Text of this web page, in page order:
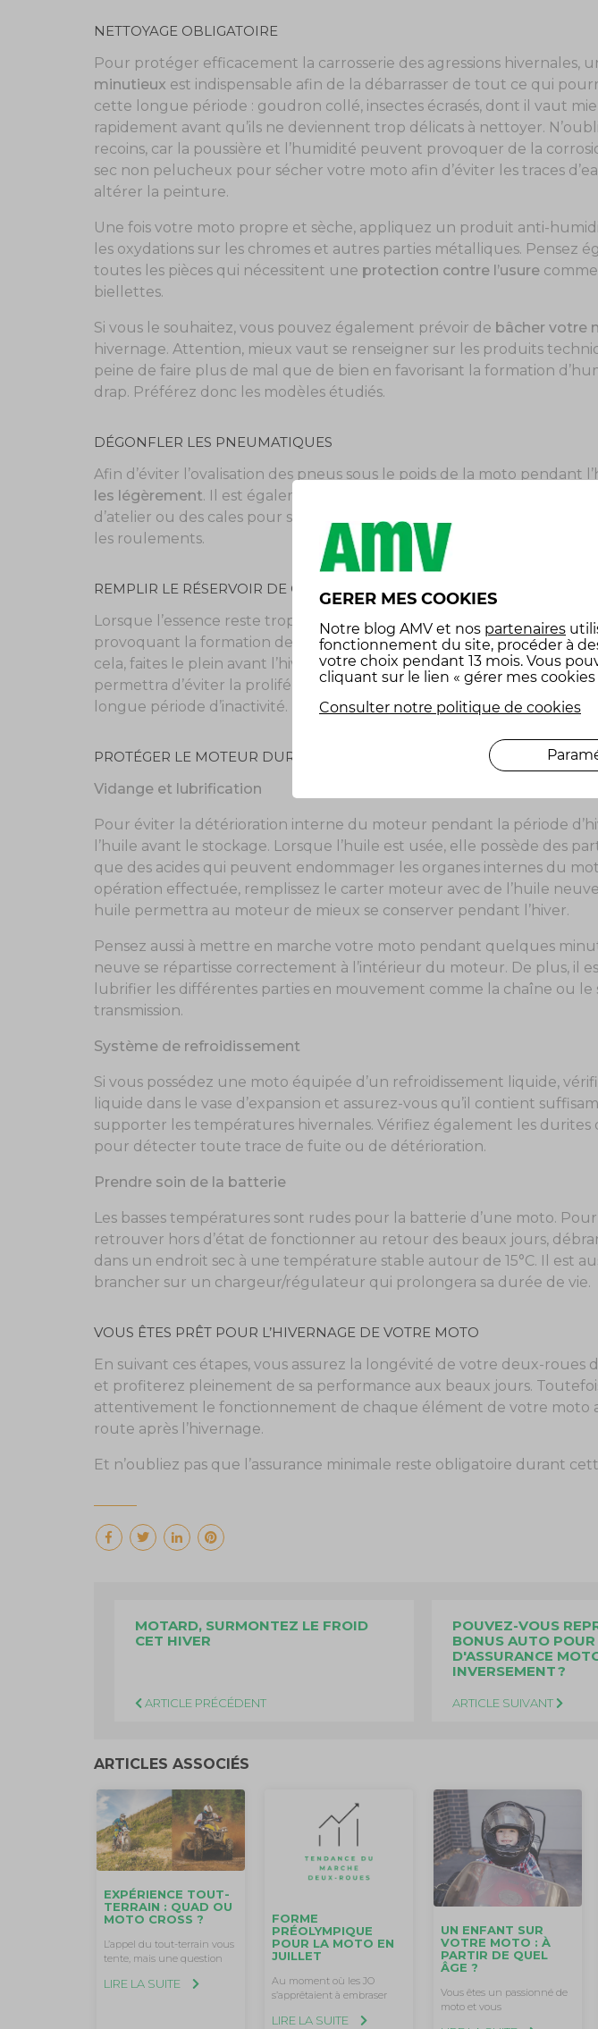
NETTOYAGE OBLIGATOIRE
Pour protéger efficacement la carrosserie des agressions hivernales,
minutieux est indispensable afin de la débarrasser de tout ce qui
cette longue période : goudron collé, insectes écrasés, dont il vaut
rapidement avant qu’ils ne deviennent trop délicats à nettoyer.
recoins, car la poussière et l’humidité peuvent provoquer de la
sec non pelucheux pour sécher votre moto afin d’éviter les traces
altérer la peinture.
Une fois votre moto propre et sèche, appliquez un produit anti-
les oxydations sur les chromes et autres parties métalliques. Pensez
toutes les pièces qui nécessitent une protection contre l’usurecomme
biellettes.
Si vous le souhaitez, vous pouvez également prévoir de bâcher votre
hivernage. Attention, mieux vaut se renseigner sur les produits
peine de faire plus de mal que de bien en favorisant la formation
drap. Préférez donc les modèles étudiés.
DÉGONFLER LES PNEUMATIQUES
Afin d’éviter l’ovalisation des pneus sous le poids de la moto pendant
les légèrement. Il est également recommandé de poser le véhicule
d’atelier ou des cales pour soulager la pression exercée par la moto
les roulements.
REMPLIR LE RÉSERVOIR DE CARBURANT
Lorsque l’essence reste trop longtemps dans le réservoir,
elle peut se
provoquant la formation de dépôts et d’humidité qui favorisent la
cela, faites le plein avant l’hivernage et ajoutez un stabilisateur
permettra d’éviter la prolifération d’eau et la détérioration du
longue période d’inactivité.
PROTÉGER LE MOTEUR DURANT L’HIVERNAGE
Vidange et lubrification
Pour éviter la détérioration interne du moteur pendant la période
l’huile avant le stockage. Lorsque l’huile est usée, elle possède des
que des acides qui peuvent endommager les organes internes du
opération effectuée, remplissez le carter moteur avec de l’huile
huile permettra au moteur de mieux se conserver pendant l’hiver.
Pensez aussi à mettre en marche votre moto pendant quelques
neuve se répartisse correctement à l’intérieur du moteur. De plus, il
lubrifier les différentes parties en mouvement comme la chaîne ou le
transmission.
Système de refroidissement
Si vous possédez une moto équipée d’un refroidissement liquide,
liquide dans le vase d’expansion et assurez-vous qu’il contient
supporter les températures hivernales. Vérifiez également les durites
pour détecter toute trace de fuite ou de détérioration.
Prendre soin de la batterie
Les basses températures sont rudes pour la batterie d’une moto.
retrouver hors d’état de fonctionner au retour des beaux jours,
dans un endroit sec à une température stable autour de 15°C. Il est
brancher sur un chargeur/régulateur qui prolongera sa durée de vie.
VOUS ÊTES PRÊT POUR L’HIVERNAGE DE VOTRE MOTO
En suivant ces étapes, vous assurez la longévité de votre deux-roues
et profiterez pleinement de sa performance aux beaux jours.
attentivement le fonctionnement de chaque élément de votre moto
route après l’hivernage.
Et n’oubliez pas que l’assurance minimale reste obligatoire durant
MOTARD, SURMONTEZ LE FROID
CET HIVER
ARTICLE PRÉCÉDENT
POUVEZ-VOUS
BONUS AUTO
D'ASSURANCE
INVERSEMENT ?
ARTICLE SUIVANT
ARTICLES ASSOCIÉS
EXPÉRIENCE TOUT-
TERRAIN : QUAD OU
MOTO CROSS ?
L’appel du tout-terrain vous
tente, mais une question
LIRE LA SUITE
FORME
PRÉOLYMPIQUE
POUR LA MOTO EN
JUILLET
Au moment où les JO
s’apprêtaient à embraser
LIRE LA SUITE
UN ENFANT SUR
VOTRE MOTO : À
PARTIR DE QUEL
ÂGE ?
Vous êtes un passionné de
moto et vous
GERER MES COOKIES
Notre blog AMV et nos partenaires
fonctionnement du site, procéder à
votre choix pendant 13 mois. Vous
cliquant sur le lien « gérer mes
Consulter notre politique de cookies